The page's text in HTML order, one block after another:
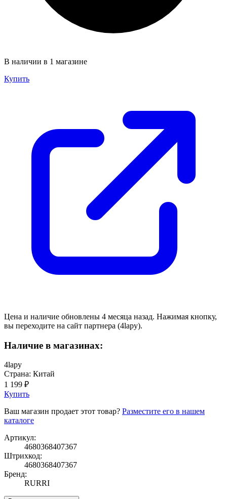
В наличии в 1 магазине
Купить
Цена и наличие обновлены 4 месяца назад. Нажимая кнопку,
вы переходите на сайт партнера (4lapy).
Наличие в магазинах:
4lapy
Страна: Китай
1 199 ₽
Купить
Ваш магазин продает этот товар? Разместите его в нашем
каталоге
Артикул:
4680368407367
Штрихкод:
4680368407367
Бренд:
RURRI